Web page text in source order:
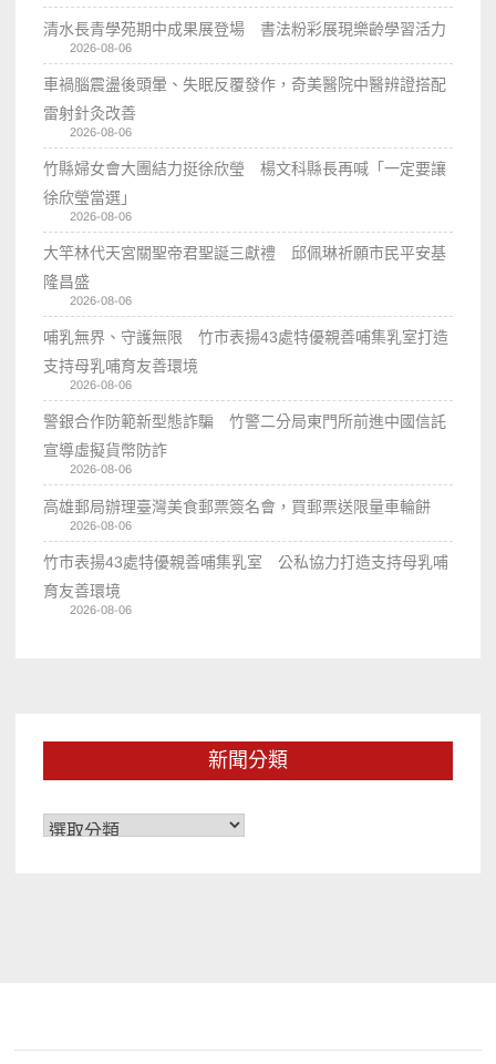
清水長青學苑期中成果展登場 書法粉彩展現樂齡學習活力
2026-08-06
車禍腦震盪後頭暈、失眠反覆發作，奇美醫院中醫辨證搭配
雷射針灸改善
2026-08-06
竹縣婦女會大團結力挺徐欣瑩 楊文科縣長再喊「一定要讓
徐欣瑩當選」
2026-08-06
大竿林代天宮關聖帝君聖誕三獻禮 邱佩琳祈願市民平安基
隆昌盛
2026-08-06
哺乳無界、守護無限 竹市表揚43處特優親善哺集乳室打造
支持母乳哺育友善環境
2026-08-06
警銀合作防範新型態詐騙 竹警二分局東門所前進中國信託
宣導虛擬貨幣防詐
2026-08-06
高雄郵局辦理臺灣美食郵票簽名會，買郵票送限量車輪餅
2026-08-06
竹市表揚43處特優親善哺集乳室 公私協力打造支持母乳哺
育友善環境
2026-08-06
新聞分類
新